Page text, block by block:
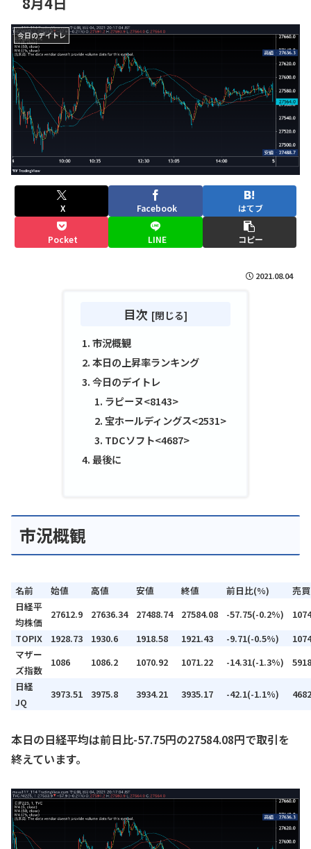
今日のデイトレ
X Facebook はてブ
Pocket LINE コピー
2021.08.04
目次
市況概観
本日の上昇率ランキング
今日のデイトレ
ラピーヌ<8143>
宝ホールディングス<2531>
TDCソフト<4687>
最後に
市況概観
名前 始値 高値 安値 終値 前日比(%)
売
日経平
均株価
27612.9 27636.34 27488.74 27584.08 -57.75(-0.2%)
TOPIX
1928.73 1930.6 1918.58 1921.43 -9.71(-0.5%)
マザー
ズ指数
1086 1086.2 1070.92 1071.22 -14.31(-1.3%)
日経
JQ
3973.51 3975.8 3934.21 3935.17 -42.1(-1.1%)
本日の日経平均は前日比-57.75円の27584.08円で取引を
終えています。